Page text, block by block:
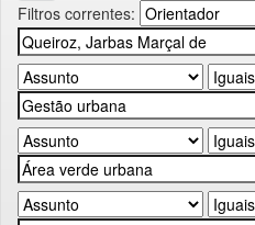
Filtros correntes: